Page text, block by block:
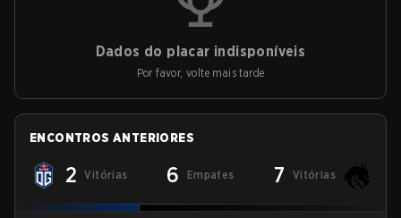
Dados do placar indisponíveis
Por favor, volte mais tarde
ENCONTROS ANTERIORES
2 Vitórias 6 Empates 7 Vitórias